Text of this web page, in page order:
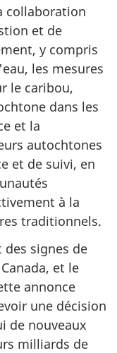
collaboration
et de
y compris
les mesures
le caribou,
dans les
et la
autochtones
et de suivi, en
à la
traditionnels.
signes de
et le
annonce
une décision
de nouveaux
milliards de